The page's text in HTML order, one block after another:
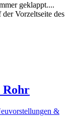
geklappt....
Vorzeltseite des
Rohr
&